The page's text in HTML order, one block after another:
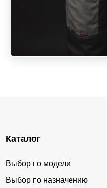
Каталог
Выбор по модели
Выбор по назначению